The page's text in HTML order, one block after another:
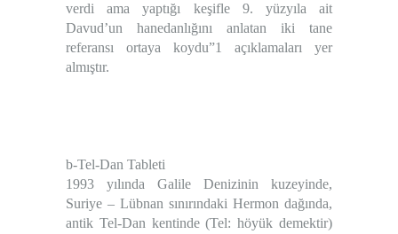
verdi ama yaptığı keşifle 9. yüzyıla ait
Davud’un hanedanlığını anlatan iki tane
referansı ortaya koydu”1
açıklamaları yer
almıştır.
b-Tel-Dan Tableti
1993 yılında Galile Denizinin kuzeyinde,
Suriye – Lübnan sınırındaki Hermon dağında,
antik Tel-Dan kentinde (Tel: höyük demektir)